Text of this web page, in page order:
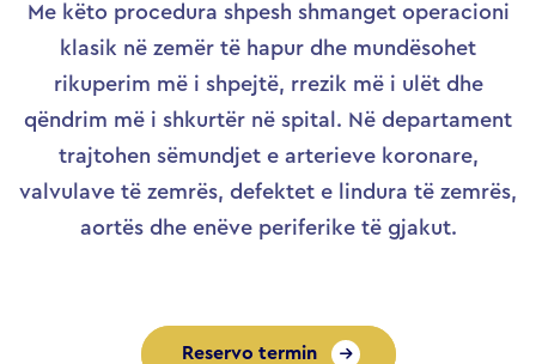
Me këto procedura shpesh shmanget operacioni
klasik në zemër të hapur dhe mundësohet
rikuperim më i shpejtë, rrezik më i ulët dhe
qëndrim më i shkurtër në spital. Në departament
trajtohen sëmundjet e arterieve koronare,
valvulave të zemrës, defektet e lindura të zemrës,
aortës dhe enëve periferike të gjakut.
Reservo termin